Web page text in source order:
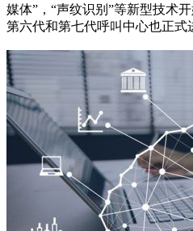
媒体”，“声纹识别”等新型技术
第六代和第七代呼叫中心也正式